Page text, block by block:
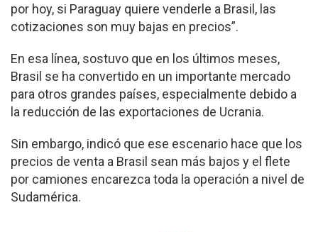
por hoy, si Paraguay quiere venderle a Brasil, las
cotizaciones son muy bajas en precios”.
En esa línea, sostuvo que en los últimos meses,
Brasil se ha convertido en un importante mercado
para otros grandes países, especialmente debido a
la reducción de las exportaciones de Ucrania.
Sin embargo, indicó que ese escenario hace que los
precios de venta a Brasil sean más bajos y el flete
por camiones encarezca toda la operación a nivel de
Sudamérica.